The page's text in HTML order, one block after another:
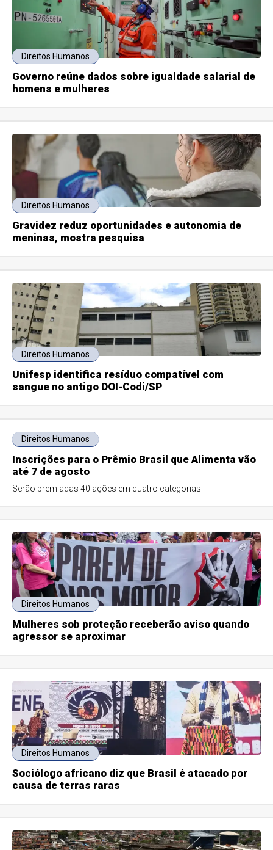
Direitos Humanos
Governo reúne dados sobre igualdade salarial de
homens e mulheres
Direitos Humanos
Gravidez reduz oportunidades e autonomia de
meninas, mostra pesquisa
Direitos Humanos
Unifesp identifica resíduo compatível com
sangue no antigo DOI-Codi/SP
Direitos Humanos
Inscrições para o Prêmio Brasil que Alimenta vão
até 7 de agosto
Serão premiadas 40 ações em quatro categorias
Direitos Humanos
Mulheres sob proteção receberão aviso quando
agressor se aproximar
Direitos Humanos
Sociólogo africano diz que Brasil é atacado por
causa de terras raras